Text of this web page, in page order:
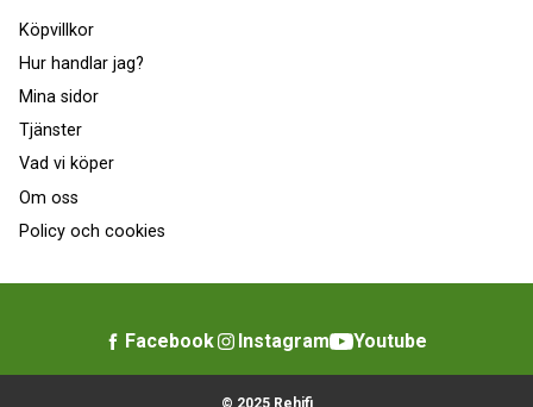
Köpvillkor
Hur handlar jag?
Mina sidor
Tjänster
Vad vi köper
Om oss
Policy och cookies
Facebook Instagram Youtube
© 2025 Rehifi